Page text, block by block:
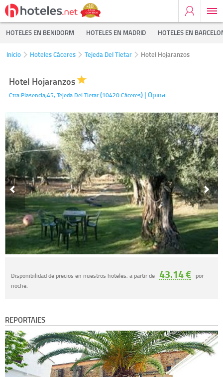
HOTELES EN BENIDORM HOTELES EN MADRID HOTELES EN
Inicio Hoteles Cáceres Tejeda Del Tietar Hotel Hojaranzos
Hotel Hojaranzos
Ctra Plasencia,45,Tejeda Del Tietar(10420Cáceres) | Opina
Disponibilidad de precios en nuestros hoteles, a partir de 43.14 € por
noche.
REPORTAJES